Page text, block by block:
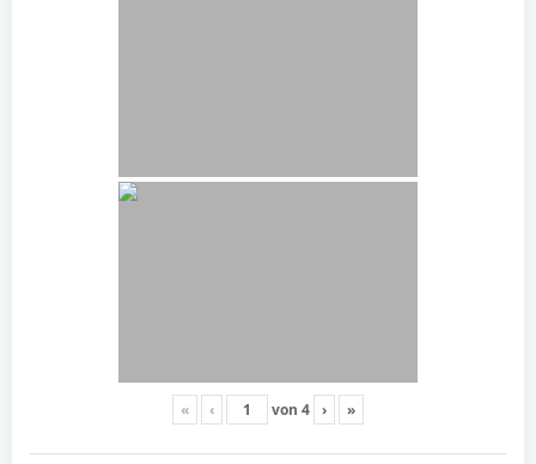
« ‹ von 4 › »